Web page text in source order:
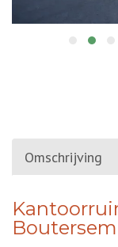
Omschrijving
Boutersem